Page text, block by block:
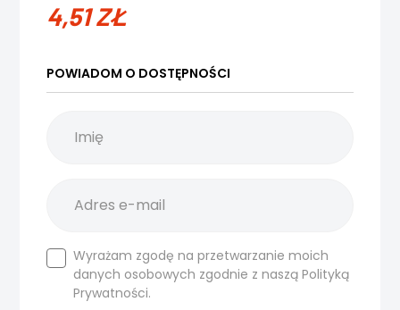
4,51ZŁ
POWIADOM O DOSTĘPNOŚCI
Wyrażam zgodę na przetwarzanie moich
danych osobowych zgodnie z nasząPolityką
Prywatności.